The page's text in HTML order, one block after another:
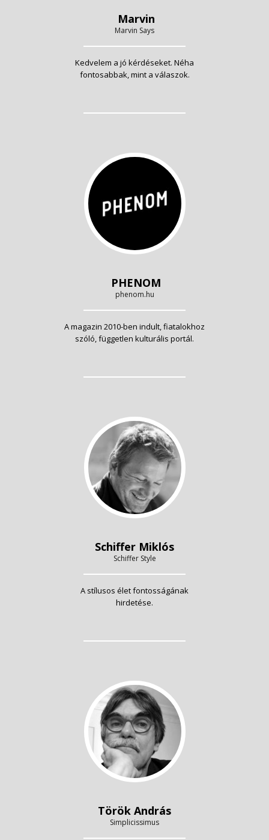
Marvin
Marvin Says
Kedvelem a jó kérdéseket. Néha
fontosabbak, mint a válaszok.
PHENOM
phenom.hu
A magazin 2010-ben indult, fiatalokhoz
szóló, független kulturális portál.
Schiffer Miklós
Schiffer Style
A stílusos élet fontosságának
hirdetése.
Török András
Simplicissimus